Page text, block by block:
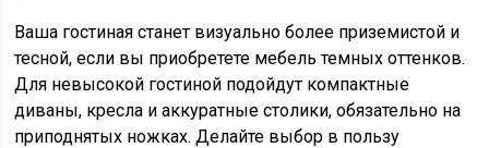
Ваша гостиная станет визуально более приземистой и
тесной, если вы приобретете мебель темных оттенков.
Для невысокой гостиной подойдут компактные
диваны, кресла и аккуратные столики, обязательно на
приподнятых ножках. Делайте выбор в пользу